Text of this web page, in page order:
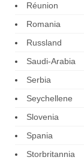
Réunion
Romania
Russland
Saudi-Arabia
Serbia
Seychellene
Slovenia
Spania
Storbritannia